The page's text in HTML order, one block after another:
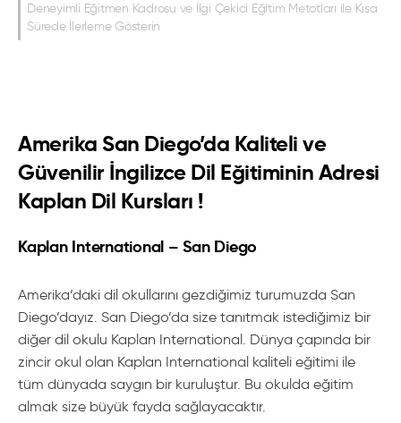
Deneyimli Eğitmen Kadrosu ve İlgi Çekici Eğitim Metotları ile Kısa
Sürede İlerleme Gösterin
Amerika San Diego’da Kaliteli ve
Güvenilir İngilizce Dil Eğitiminin Adresi
Kaplan Dil Kursları !
Kaplan International – San Diego
Amerika’daki dil okullarını gezdiğimiz turumuzda San
Diego’dayız. San Diego’da size tanıtmak istediğimiz bir
diğer dil okulu Kaplan International. Dünya çapında bir
zincir okul olan Kaplan International kaliteli eğitimi ile
tüm dünyada saygın bir kuruluştur. Bu okulda eğitim
almak size büyük fayda sağlayacaktır.